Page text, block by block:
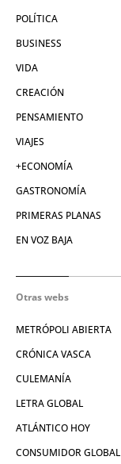
POLÍTICA
BUSINESS
VIDA
CREACIÓN
PENSAMIENTO
VIAJES
+ECONOMÍA
GASTRONOMÍA
PRIMERAS PLANAS
EN VOZ BAJA
Otras webs
METRÓPOLI ABIERTA
CRÓNICA VASCA
CULEMANÍA
LETRA GLOBAL
ATLÁNTICO HOY
CONSUMIDOR GLOBAL